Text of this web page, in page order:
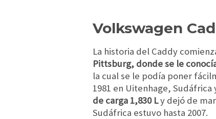
Volkswagen
La historia del Caddy
Pittsburg, donde se le
la cual se le podía poner
1981 en Uitenhage, Sudáfrica
de carga 1,830 Ly dejó de
Sudáfrica estuvo hasta 2007.